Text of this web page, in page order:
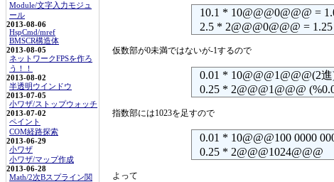
Module/文字入力モジュ
ール
2013-08-06
HspCmd/mref
BMSCR構造体
2013-08-05
ネットワークFPSを作ろ
う！！
2013-08-02
半透明ウインドウ
2013-07-05
小ワザ/ストップウォッチ
2013-07-02
ペイント
COM経路探索
2013-06-29
小ワザ
小ワザ/マップ作成
2013-06-28
Math/2次Bスプライン関
10.1 * 10@@@0@@@ =
2.5 * 2@@@0@@@ =
仮数部が0未満ではないが-1するので
0.01 * 10@@@1@@@(2
0.25 * 2@@@1@@@
指数部には1023を足すので
0.01 * 10@@@100 0000
0.25 * 2@@@1024@@@
よって